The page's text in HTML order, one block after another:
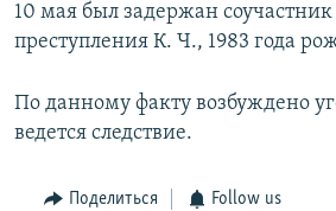
10 мая был задержан
преступления К. Ч., 1983 года
По данному факту возбуждено
ведется следствие.
Поделиться Follow us